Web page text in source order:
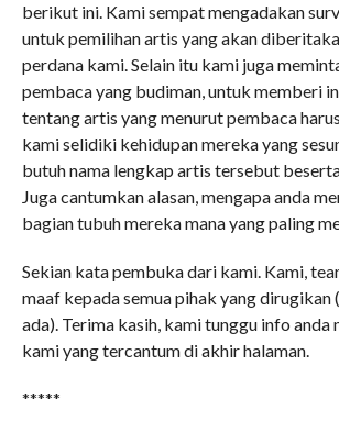
berikut ini. Kami sempat mengadakan
untuk pemilihan artis yang akan
perdana kami. Selain itu kami juga
pembaca yang budiman, untuk memberi
tentang artis yang menurut pembaca
kami selidiki kehidupan mereka yang
butuh nama lengkap artis tersebut
Juga cantumkan alasan, mengapa anda
bagian tubuh mereka mana yang paling
Sekian kata pembuka dari kami. Kami,
maaf kepada semua pihak yang dirugikan
ada). Terima kasih, kami tunggu info anda
kami yang tercantum di akhir halaman.
*****